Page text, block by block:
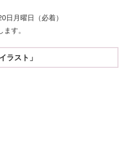
月曜日（必着）
す。
ラスト」